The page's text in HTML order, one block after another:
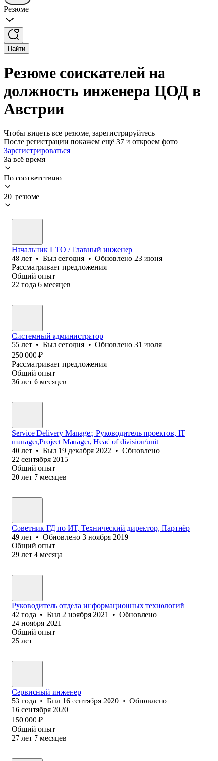
Резюме
Найти
Резюме соискателей на
должность инженера ЦОД в
Австрии
Чтобы видеть все резюме, зарегистрируйтесь
После регистрации покажем ещё 37 и откроем фото
Зарегистрироваться
За всё время
По соответствию
20 резюме
Начальник ПТО / Главный инженер
48 лет • Был сегодня • Обновлено 23 июня
Рассматривает предложения
Общий опыт
22 года 6 месяцев
Системный администратор
55 лет • Был сегодня • Обновлено 31 июля
250 000 ₽
Рассматривает предложения
Общий опыт
36 лет 6 месяцев
Service Delivery Manager, Руководитель проектов, IT
manager,Project Manager, Head of division/unit
40 лет • Был 19 декабря 2022 • Обновлено
22 сентября 2015
Общий опыт
20 лет 7 месяцев
Советник ГД по ИТ, Технический директор, Партнёр
49 лет • Обновлено 3 ноября 2019
Общий опыт
29 лет 4 месяца
Руководитель отдела информационных технологий
42 года • Был 2 ноября 2021 • Обновлено
24 ноября 2021
Общий опыт
25 лет
Сервисный инженер
53 года • Был 16 сентября 2020 • Обновлено
16 сентября 2020
150 000 ₽
Общий опыт
27 лет 7 месяцев